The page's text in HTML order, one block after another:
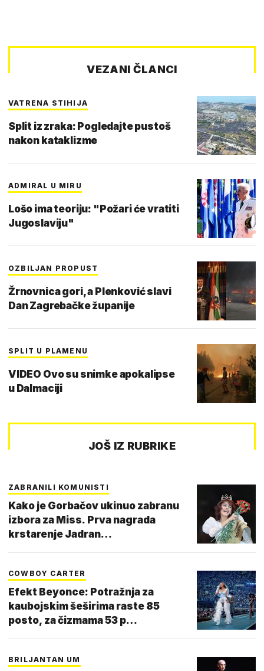
VEZANI ČLANCI
VATRENA STIHIJA
Split iz zraka: Pogledajte pustoš
nakon kataklizme
ADMIRAL U MIRU
Lošo ima teoriju: "Požari će vratiti
Jugoslaviju"
OZBILJAN PROPUST
Žrnovnica gori, a Plenković slavi
Dan Zagrebačke županije
SPLIT U PLAMENU
VIDEO Ovo su snimke apokalipse
u Dalmaciji
JOŠ IZ RUBRIKE
ZABRANILI KOMUNISTI
Kako je Gorbačov ukinuo zabranu
izbora za Miss. Prva nagrada
krstarenje Jadran…
COWBOY CARTER
Efekt Beyonce: Potražnja za
kaubojskim šeširima raste 85
posto, za čizmama 53 p…
BRILJANTAN UM